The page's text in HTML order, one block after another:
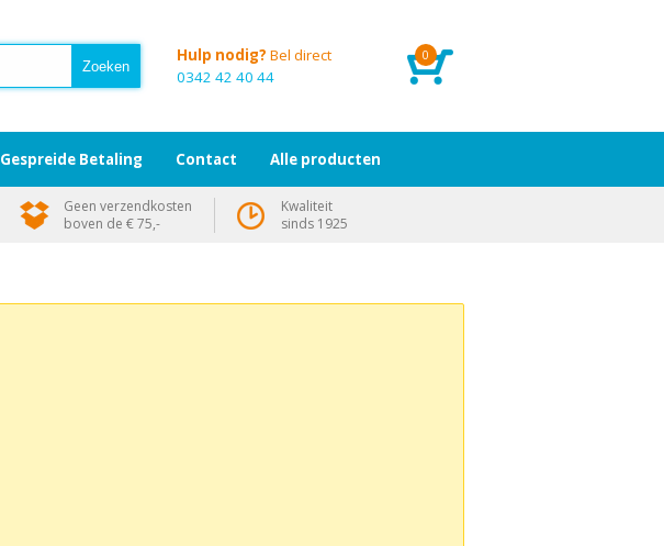
0
Hulp nodig? Bel direct
0342 42 40 44
Gespreide Betaling Contact Alle producten
Geen verzendkosten
boven de € 75,-
Kwaliteit
sinds 1925